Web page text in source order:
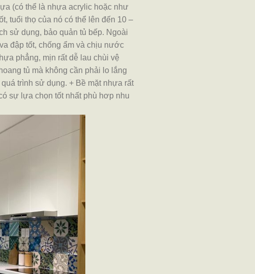
(có thể là nhựa acrylic hoặc như
tuổi thọ của nó có thể lên đến 10 –
sử dụng, bảo quản tủ bếp. Ngoài
đập tốt, chống ẩm và chịu nước
phẳng, mịn rất dễ lau chùi vệ
tủ mà không cần phải lo lắng
trình sử dụng. + Bề mặt nhựa rất
sự lựa chọn tốt nhất phù hơp nhu